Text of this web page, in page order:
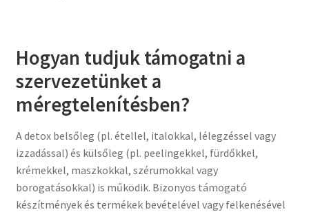
Hogyan tudjuk támogatni a
szervezetünket a
méregtelenítésben?
A detox belsőleg (pl. étellel, italokkal, lélegzéssel vagy
izzadással) és külsőleg (pl. peelingekkel, fürdőkkel,
krémekkel, maszkokkal, szérumokkal vagy
borogatásokkal) is működik. Bizonyos támogató
készítmények és termékek bevételével vagy felkenésével